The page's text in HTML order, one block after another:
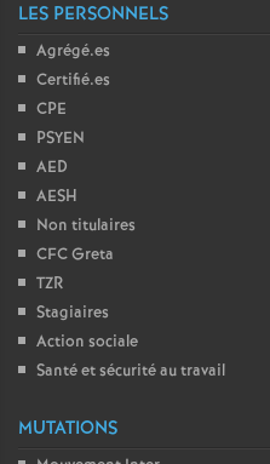
LES PERSONNELS
Agrégé.es
Certifié.es
CPE
PSYEN
AED
AESH
Non titulaires
CFC Greta
TZR
Stagiaires
Action sociale
Santé et sécurité au travail
MUTATIONS